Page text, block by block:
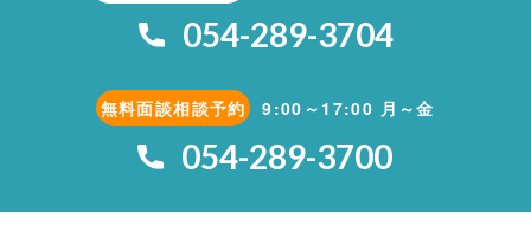
054-289-3704
無料面談相談予約 9:00～17:00 月～金
054-289-3700